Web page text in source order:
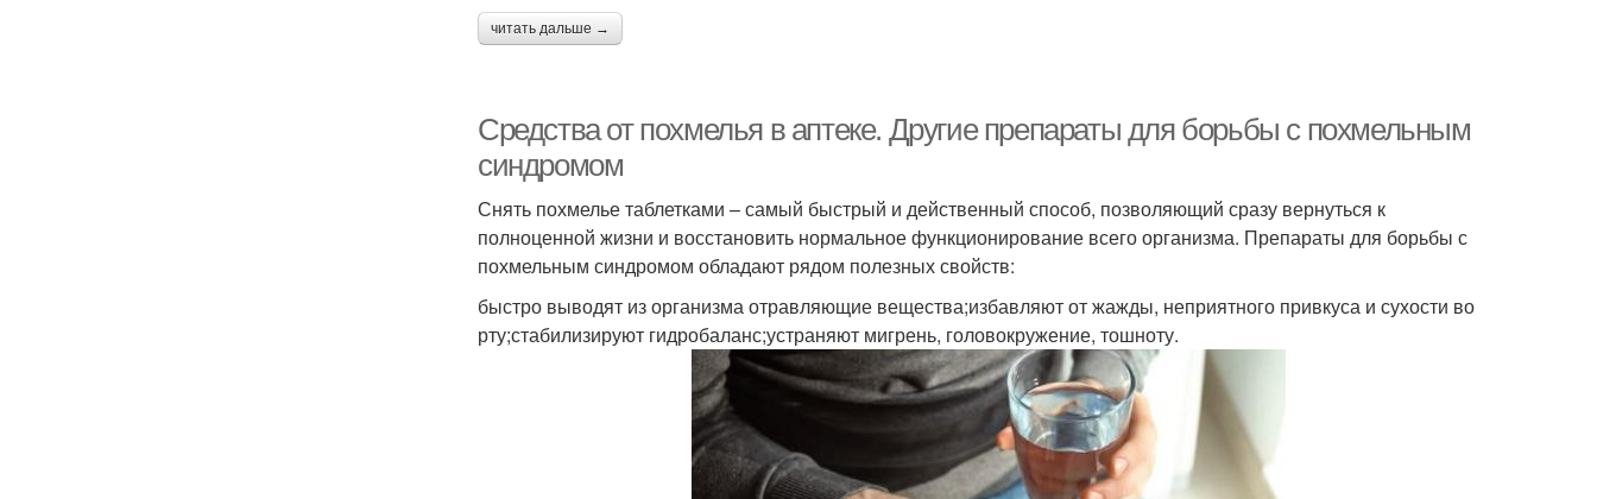
читать дальше →
Средства от похмелья в аптеке. Другие препараты для борьбы с похмельным
синдромом
Снять похмелье таблетками – самый быстрый и действенный способ, позволяющий сразу вернуться к
полноценной жизни и восстановить нормальное функционирование всего организма. Препараты для борьбы с
похмельным синдромом обладают рядом полезных свойств:
быстро выводят из организма отравляющие вещества;избавляют от жажды, неприятного привкуса и сухости во
рту;стабилизируют гидробаланс;устраняют мигрень, головокружение, тошноту.